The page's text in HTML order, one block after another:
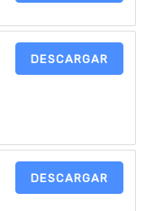
DESCARGAR
DESCARGAR